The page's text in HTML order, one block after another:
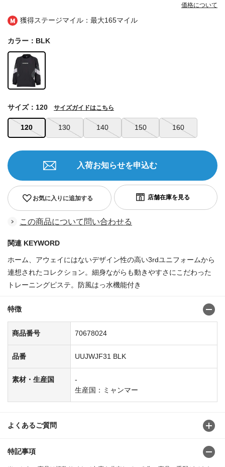
獲得ステージマイル：最大165マイル
価格について
カラー：BLK
120 130 140 150 160
サイズ：120 サイズガイドはこちら
お気に入りに追加する
入荷お知らせを申込む
この商品について問い合わせる
関連 KEYWORD
ホーム、アウェイにはないデザイン性の高い3rdユニフォームから
連想されたコレクション。細身ながらも動きやすさにこだわった
トレーニングピステ。防風はっ水機能付き
特徴
商品番号 70678024
品番 UUJWJF31 BLK
素材・生産国
-
生産国：ミャンマー
よくあるご質問
特記事項